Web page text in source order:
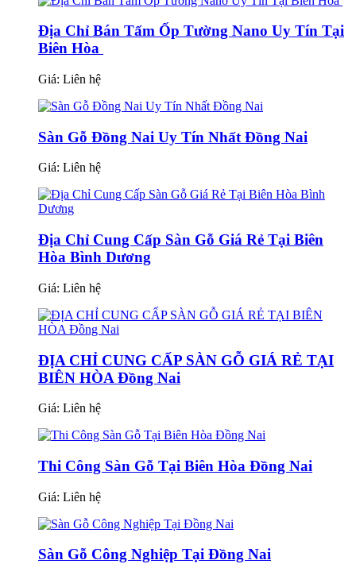
Địa Chỉ Bán Tấm Ốp Tường Nano Uy Tín Tại
Biên Hòa
Giá: Liên hệ
Sàn Gỗ Đồng Nai Uy Tín Nhất Đồng Nai
Giá: Liên hệ
Địa Chỉ Cung Cấp Sàn Gỗ Giá Rẻ Tại Biên
Hòa Bình Dương
Giá: Liên hệ
ĐỊA CHỈ CUNG CẤP SÀN GỖ GIÁ RẺ TẠI
BIÊN HÒA Đồng Nai
Giá: Liên hệ
Thi Công Sàn Gỗ Tại Biên Hòa Đồng Nai
Giá: Liên hệ
Sàn Gỗ Công Nghiệp Tại Đồng Nai